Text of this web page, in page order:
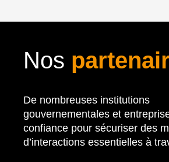
Nos
De nombreuses institutions
gouvernementales et
confiance pour sécuriser des
d’interactions essentielles à